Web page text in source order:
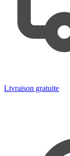
Livraison gratuite